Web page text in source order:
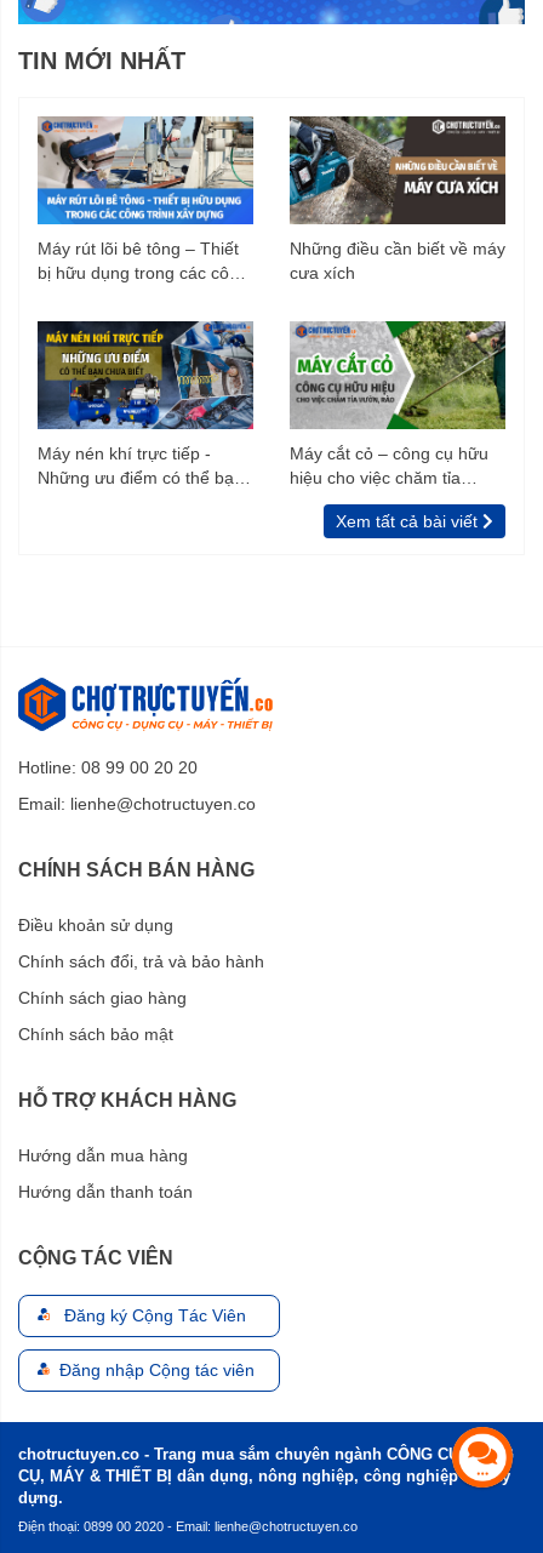
TIN MỚI NHẤT
Máy rút lõi bê tông – Thiết
bị hữu dụng trong các công
Những điều cần biết về máy
cưa xích
Máy nén khí trực tiếp -
Những ưu điểm có thể bạn
Máy cắt cỏ – công cụ hữu
hiệu cho việc chăm tỉa
vườn, rào
Xem tất cả bài viết
Hotline: 08 99 00 20 20
Email: lienhe@chotructuyen.co
CHÍNH SÁCH BÁN HÀNG
Điều khoản sử dụng
Chính sách đổi, trả và bảo hành
Chính sách giao hàng
Chính sách bảo mật
HỖ TRỢ KHÁCH HÀNG
Hướng dẫn mua hàng
Hướng dẫn thanh toán
CỘNG TÁC VIÊN
Đăng ký Cộng Tác Viên
Đăng nhập Cộng tác viên
chotructuyen.co - Trang mua sắm chuyên ngành CÔNG CỤ, DỤNG
CỤ, MÁY & THIẾT BỊ dân dụng, nông nghiệp, công nghiệp và xây
dựng.
Điện thoại: 0899 00 2020 - Email: lienhe@chotructuyen.co